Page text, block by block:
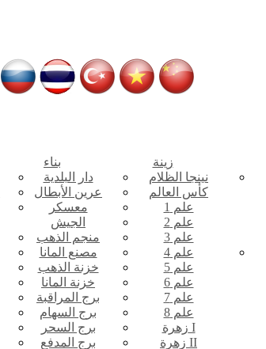
بناء
دار البلدية
عرين الأبطال
معسكر
الجيش
منجم الذهب
مصنع المانا
خزنة الذهب
خزنة المانا
برج المراقبة
برج السهام
برج السحر
برج المدفع
زينة
نينجا الظلام
كأس العالم
علم 1
علم 2
علم 3
علم 4
علم 5
علم 6
علم 7
علم 8
زهرة I
زهرة II